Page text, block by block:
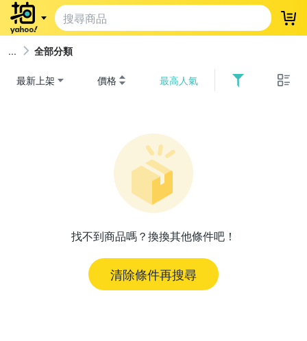
登
全部分類
最新上架 價格 最高人氣
找不到商品嗎？換換其他條件吧！
清除條件再搜尋